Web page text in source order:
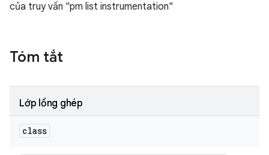
của truy vấn "pm list instrumentation"
Tóm tắt
Lớp lồng ghép
class